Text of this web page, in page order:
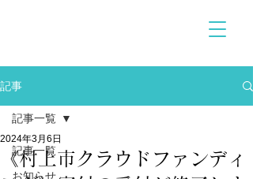
記事
記事一覧
お知らせ
記事一覧
《村上市クラウドファンディ
2024年3月6日